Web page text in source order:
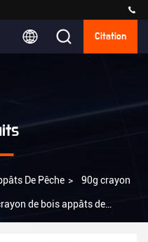
Citation
De Pêche > 90g crayon
de bois appâts de